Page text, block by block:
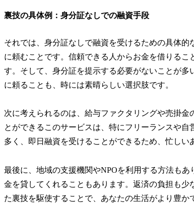
裏技の具体例：身分証なしでの融資手段
それでは、身分証なしで融資を受けるための具体
に頼むことです。信頼できる人からお金を借りる
す。そして、身分証を提示する必要がないことが
に頼ることも、時には素晴らしい選択肢です。
次に考えられるのは、給与ファクタリングや売掛
とができるこのサービスは、特にフリーランスや
多く、即日融資を受けることができるため、忙しい
最後に、地域の支援機関やNPOを利用する方法も
金を貸してくれることもあります。返済の負担も
た裏技を駆使することで、あなたの生活がより豊か